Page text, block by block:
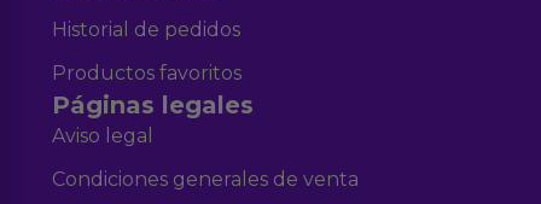
Historial de pedidos
Productos favoritos
Páginas legales
Aviso legal
Condiciones generales de venta